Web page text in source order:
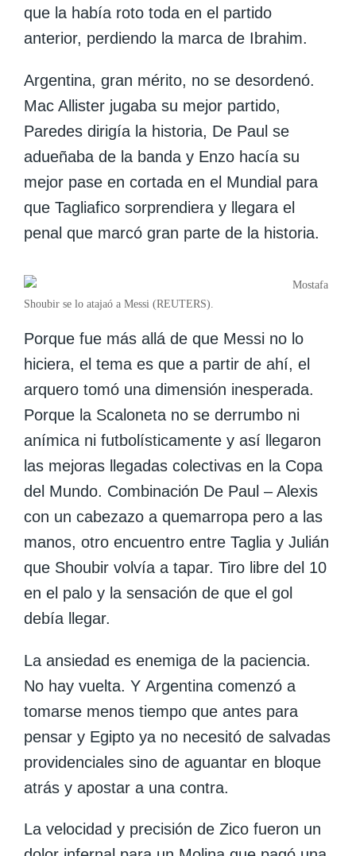
que la había roto toda en el partido
anterior, perdiendo la marca de Ibrahim.
Argentina, gran mérito, no se desordenó.
Mac Allister jugaba su mejor partido,
Paredes dirigía la historia, De Paul se
adueñaba de la banda y Enzo hacía su
mejor pase en cortada en el Mundial para
que Tagliafico sorprendiera y llegara el
penal que marcó gran parte de la historia.
Mostafa
Shoubir se lo atajaó a Messi (REUTERS).
Porque fue más allá de que Messi no lo
hiciera, el tema es que a partir de ahí, el
arquero tomó una dimensión inesperada.
Porque la Scaloneta no se derrumbo ni
anímica ni futbolísticamente y así llegaron
las mejoras llegadas colectivas en la Copa
del Mundo. Combinación De Paul – Alexis
con un cabezazo a quemarropa pero a las
manos, otro encuentro entre Taglia y Julián
que Shoubir volvía a tapar. Tiro libre del 10
en el palo y la sensación de que el gol
debía llegar.
La ansiedad es enemiga de la paciencia.
No hay vuelta. Y Argentina comenzó a
tomarse menos tiempo que antes para
pensar y Egipto ya no necesitó de salvadas
providenciales sino de aguantar en bloque
atrás y apostar a una contra.
La velocidad y precisión de Zico fueron un